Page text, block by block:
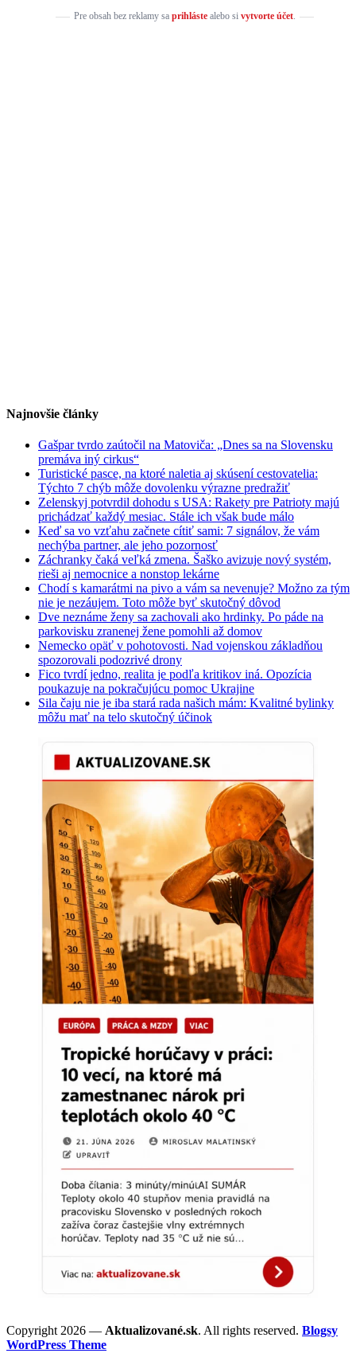
Pre obsah bez reklamy sa prihlástealebo si vytvorte účet.
Najnovšie články
Gašpar tvrdo zaútočil na Matoviča: „Dnes sa na Slovensku
premáva iný cirkus“
Turistické pasce, na ktoré naletia aj skúsení cestovatelia:
Týchto 7 chýb môže dovolenku výrazne predražiť
Zelenskyj potvrdil dohodu s USA: Rakety pre Patrioty majú
prichádzať každý mesiac. Stále ich však bude málo
Keď sa vo vzťahu začnete cítiť sami: 7 signálov, že vám
nechýba partner, ale jeho pozornosť
Záchranky čaká veľká zmena. Šaško avizuje nový systém,
rieši aj nemocnice a nonstop lekárne
Chodí s kamarátmi na pivo a vám sa nevenuje? Možno za tým
nie je nezáujem. Toto môže byť skutočný dôvod
Dve neznáme ženy sa zachovali ako hrdinky. Po páde na
parkovisku zranenej žene pomohli až domov
Nemecko opäť v pohotovosti. Nad vojenskou základňou
spozorovali podozrivé drony
Fico tvrdí jedno, realita je podľa kritikov iná. Opozícia
poukazuje na pokračujúcu pomoc Ukrajine
Sila čaju nie je iba stará rada našich mám: Kvalitné bylinky
môžu mať na telo skutočný účinok
Copyright 2026 — Aktualizované.sk. All rights reserved. Blogsy
WordPress Theme